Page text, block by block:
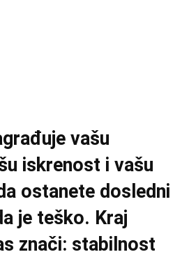
vašu
iskrenost i vašu
ostanete dosledni
je teško. Kraj
znači: stabilnost